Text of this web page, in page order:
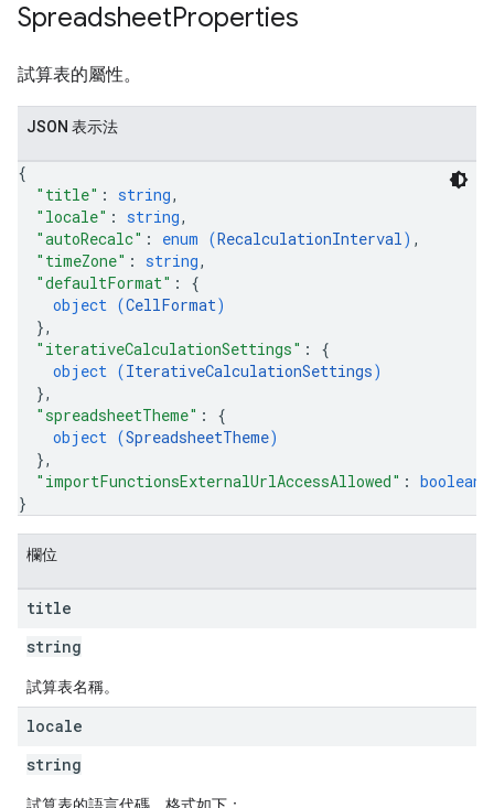
SpreadsheetProperties
試算表的屬性。
JSON 表示法
{
"title" : string,
"locale" : string,
"autoRecalc" : enum (RecalculationInterval) ,
"timeZone" : string,
"defaultFormat" : {
object (CellFormat)
},
"iterativeCalculationSettings" : {
object (IterativeCalculationSettings)
},
"spreadsheetTheme" : {
object (SpreadsheetTheme)
},
"importFunctionsExternalUrlAccessAllowed" : boolean
}
欄位
title
string
試算表名稱。
locale
string